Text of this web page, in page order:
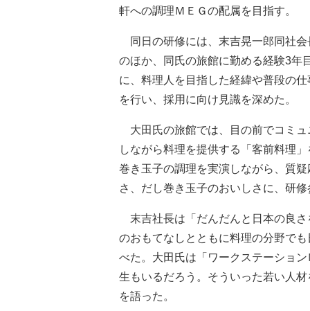
軒への調理ＭＥＧの配属を目指す。
同日の研修には、末吉晃一郎同社
のほか、同氏の旅館に勤める経験3年
に、料理人を目指した経緯や普段の
を行い、採用に向け見識を深めた。
大田氏の旅館では、目の前でコミ
しながら料理を提供する「客前料理
巻き玉子の調理を実演しながら、質
さ、だし巻き玉子のおいしさに、研
末吉社長は「だんだんと日本の良
のおもてなしとともに料理の分野で
べた。大田氏は「ワークステーショ
生もいるだろう。そういった若い人
を語った。